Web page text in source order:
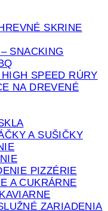
SKRINE
SNACKING
SPEED RÚRY
NA DREVENÉ
A SUŠIČKY
PIZZÉRIE
A CUKRÁRNE
ZARIADENIA